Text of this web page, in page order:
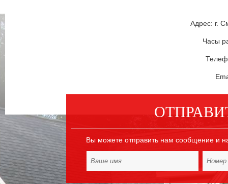
Адрес: г.
Часы
Вы можете отправить нам сообщение и